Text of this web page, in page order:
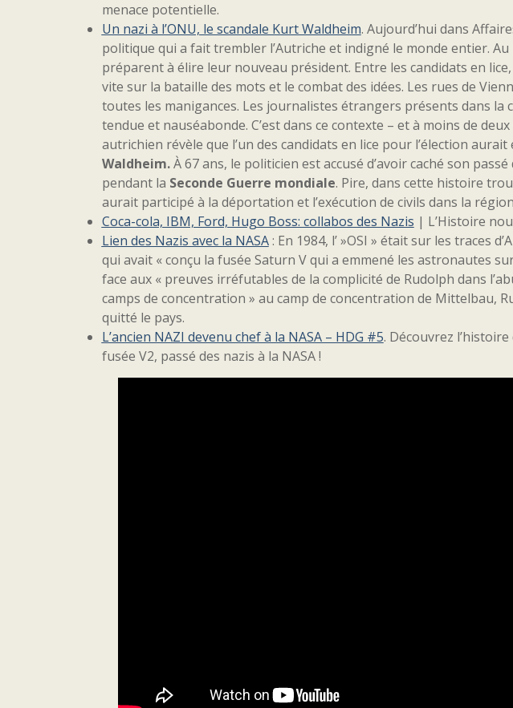
menace potentielle.
Un nazi à l’ONU, le scandale Kurt Waldheim. Aujourd’hui dans
politique qui a fait trembler l’Autriche et indigné le monde entier.
préparent à élire leur nouveau président. Entre les candidats en
vite sur la bataille des mots et le combat des idées. Les rues de
toutes les manigances. Les journalistes étrangers présents dans la
tendue et nauséabonde. C’est dans ce contexte – et à moins de
autrichien révèle que l’un des candidats en lice pour l’élection aurait
Waldheim.À 67 ans, le politicien est accusé d’avoir caché son passé
pendant la Seconde Guerre mondiale. Pire, dans cette histoire
aurait participé à la déportation et l’exécution de civils dans la
Coca-cola, IBM, Ford, Hugo Boss: collabos des Nazis | L’Histoire
Lien des Nazis avec la NASA: En 1984, l’ »OSI » était sur les traces
qui avait « conçu la fusée Saturn V qui a emmené les astronautes
face aux « preuves irréfutables de la complicité de Rudolph dans
camps de concentration » au camp de concentration de Mittelbau,
quitté le pays.
L’ancien NAZI devenu chef à la NASA – HDG #5. Découvrez
fusée V2, passé des nazis à la NASA !